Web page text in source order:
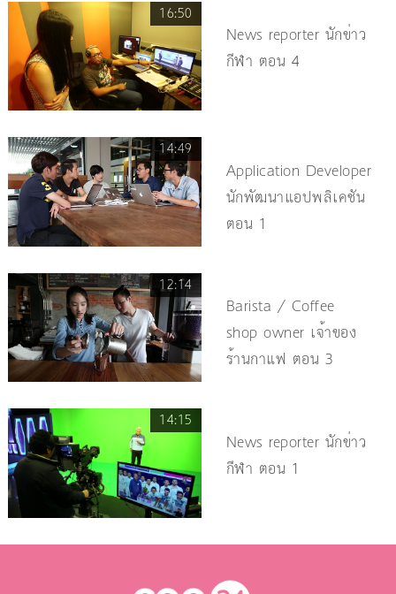
16:50
News reporter นักข่าว
กีฬา ตอน 4
14:49
Application Developer
นักพัฒนาแอปพลิเคชัน
ตอน 1
12:14
Barista / Coffee
shop owner เจ้าของ
ร้านกาแฟ ตอน 3
14:15
News reporter นักข่าว
กีฬา ตอน 1